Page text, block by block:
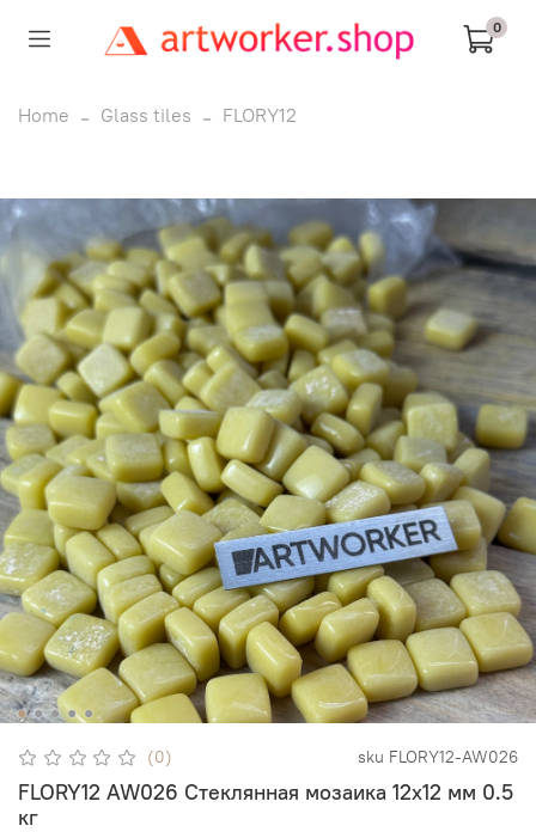
0
Home Glass tiles FLORY12
(0) sku FLORY12-AW026
FLORY12 AW026 Стеклянная мозаика 12х12 мм 0.5
кг